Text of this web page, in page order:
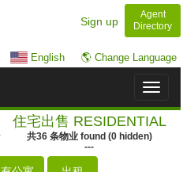
Sign up
Agent
Directory
English 🌎 Change Language
Toggle
住宅出售 RESIDENTIAL
共36 条物业found (0hidden)
---